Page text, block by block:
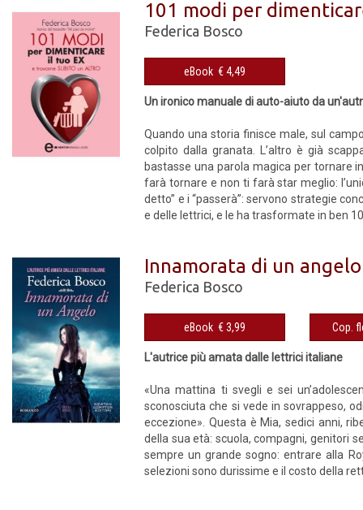
101 modi per
Federica Bosco
eBook € 4,49
Un ironico manuale di auto-aiuto da
Quando una storia finisce male, sul
colpito dalla granata. L’altro è già
bastasse una parola magica per tornare
farà tornare e non ti farà star meglio:
detto” e i “passerà”: servono strategie
e delle lettrici, e le ha trasformate in ben
Innamorata di un angelo
Federica Bosco
eBook € 3,99
L'autrice più amata dalle lettrici italiane
«Una mattina ti svegli e sei
sconosciuta che si vede in sovrappeso,
eccezione». Questa è Mia, sedici anni,
della sua età: scuola, compagni, genitori
sempre un grande sogno: entrare alla
selezioni sono durissime e il costo della